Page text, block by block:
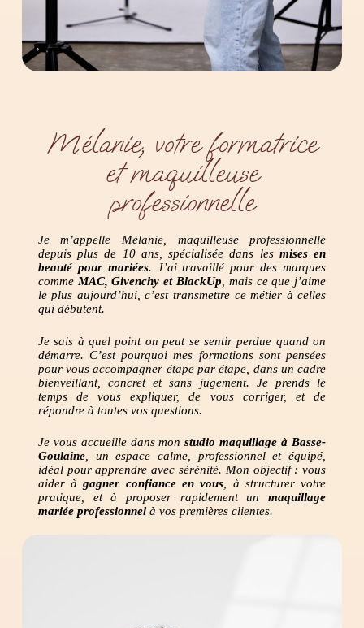
Mélanie, votre formatrice
et maquilleuse
professionnelle
Je m’appelle Mélanie, maquilleuse professionnelle
depuis plus de 10 ans, spécialisée dans les mises en
beauté pour mariées. J’ai travaillé pour des marques
comme MAC, Givenchy et BlackUp , mais ce que j’aime
le plus aujourd’hui, c’est transmettre ce métier à celles
qui débutent.
Je sais à quel point on peut se sentir perdue quand on
démarre. C’est pourquoi mes formations sont pensées
pour vous accompagner étape par étape, dans un cadre
bienveillant, concret et sans jugement. Je prends le
temps de vous expliquer, de vous corriger, et de
répondre à toutes vos questions.
Je vous accueille dans monstudio maquillage à Basse-
Goulaine, un espace calme, professionnel et équipé,
idéal pour apprendre avec sérénité. Mon objectif : vous
aider àgagner confiance en vous , à structurer votre
pratique, et à proposer rapidement unmaquillage
mariée professionnelà vos premières clientes.